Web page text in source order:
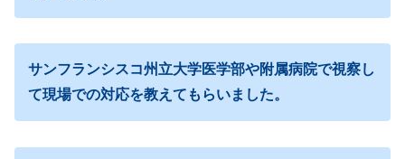
サンフランシスコ州立大学医学部や附属病院で視察し
て現場での対応を教えてもらいました。